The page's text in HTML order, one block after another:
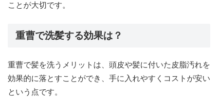
ことが大切です。
重曹で洗髪する効果は？
重曹で髪を洗うメリットは、頭皮や髪に付いた皮脂汚れを
効果的に落とすことができ、手に入れやすくコストが安い
という点です。